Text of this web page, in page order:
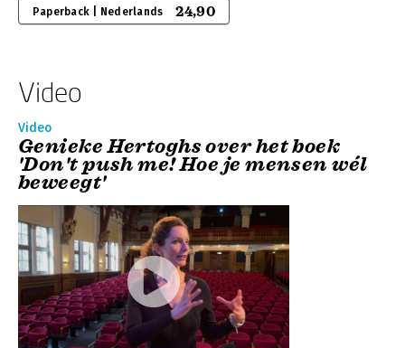
Paperback | Nederlands 24,90
Video
Video
Genieke Hertoghs over het boek
'Don't push me! Hoe je mensen wél
beweegt'